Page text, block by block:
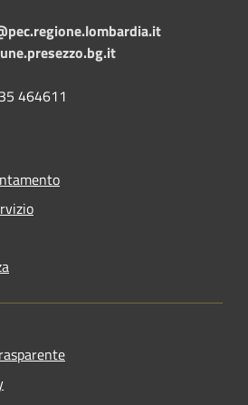
464611